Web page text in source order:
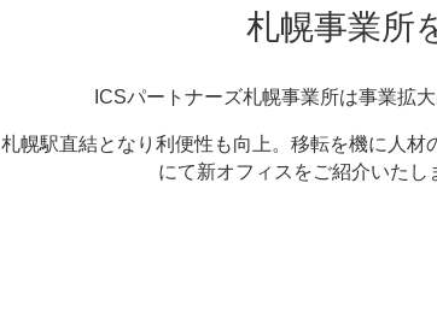
札幌事業所
ICSパートナーズ札幌事業所は事業拡
札幌駅直結となり利便性も向上。移転を機に人
にて新オフィスをご紹介いたし